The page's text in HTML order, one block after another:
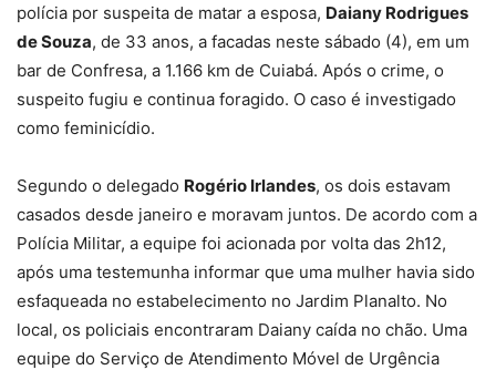
polícia por suspeita de matar a esposa, Daiany Rodrigues
de Souza, de 33 anos, a facadas neste sábado (4), em um
bar de Confresa, a 1.166 km de Cuiabá. Após o crime, o
suspeito fugiu e continua foragido. O caso é investigado
como feminicídio.
Segundo o delegado Rogério Irlandes, os dois estavam
casados desde janeiro e moravam juntos. De acordo com a
Polícia Militar, a equipe foi acionada por volta das 2h12,
após uma testemunha informar que uma mulher havia sido
esfaqueada no estabelecimento no Jardim Planalto. No
local, os policiais encontraram Daiany caída no chão. Uma
equipe do Serviço de Atendimento Móvel de Urgência